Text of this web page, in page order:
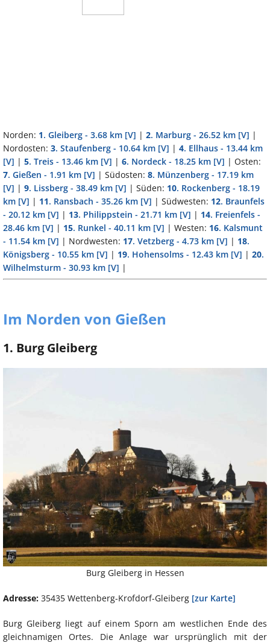
Norden: 1. Gleiberg - 3.68 km [V] | 2. Marburg - 26.52 km [V] |
Nordosten: 3. Staufenberg - 10.64 km [V] | 4. Ellhaus - 13.44 km
[V] | 5. Treis - 13.46 km [V] | 6. Nordeck - 18.25 km [V] | Osten:
7. Gießen - 1.91 km [V] | Südosten: 8. Münzenberg - 17.19 km
[V] | 9. Lissberg - 38.49 km [V] | Süden: 10. Rockenberg - 18.19
km [V] | 11. Ransbach - 35.26 km [V] | Südwesten: 12. Braunfels
- 20.12 km [V] | 13. Philippstein - 21.71 km [V] | 14. Freienfels -
28.46 km [V] | 15. Runkel - 40.11 km [V] | Westen: 16. Kalsmunt
- 11.54 km [V] | Nordwesten: 17. Vetzberg - 4.73 km [V] | 18.
Königsberg - 10.55 km [V] | 19. Hohensolms - 12.43 km [V] | 20.
Wilhelmsturm - 30.93 km [V] |
Im Norden von Gießen
1. Burg Gleiberg
Burg Gleiberg in Hessen
Adresse: 35435 Wettenberg-Krofdorf-Gleiberg [zur Karte]
Burg Gleiberg liegt auf einem Sporn am westlichen Ende des
gleichnamigen Ortes. Die Anlage war ursprünglich mit der